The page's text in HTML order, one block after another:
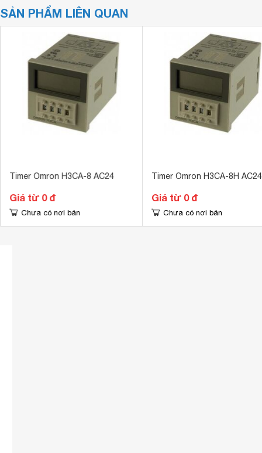
SẢN PHẨM LIÊN QUAN
Timer Omron H3CA-8 AC24
Giá từ 0 đ
Chưa có nơi bán
Timer Omron H3CA-8H AC24
Giá từ 0 đ
Chưa có nơi bán